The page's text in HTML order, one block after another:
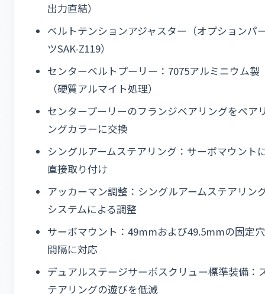
出力直結）
ベルトテンションアジャスター（オプションパ
ツSAK-Z119）
センターベルトプーリー：7075アルミニウム製
（硬質アルマイト処理）
センタープーリーのフランジベアリングをベア
ングカラーに交換
シングルアームステアリング：サーボマウント
直接取り付け
アッカーマン調整：シングルアームステアリン
システムによる調整
サーボマウント：49mmおよび49.5mmの固定穴
間隔に対応
デュアルステージサーボスクリュー標準装備：
テアリングの遊びを低減